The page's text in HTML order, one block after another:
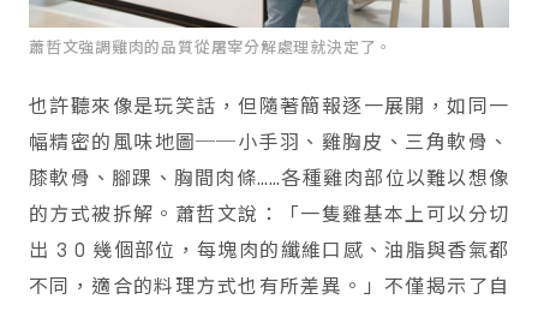
蕭哲文強調雞肉的品質從屠宰分解處理就決定了。
也許聽來像是玩笑話，但隨著簡報逐一展開，如同一
幅精密的風味地圖──小手羽、雞胸皮、三角軟骨、
膝軟骨、腳踝、胸間肉條……各種雞肉部位以難以想像
的方式被拆解。蕭哲文說：「一隻雞基本上可以分切
出 3 0 幾個部位，每塊肉的纖維口感、油脂與香氣都
不同，適合的料理方式也有所差異。」不僅揭示了自